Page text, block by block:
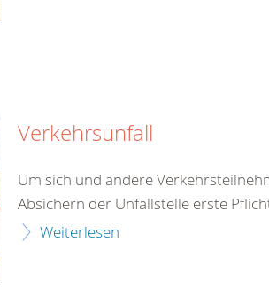
Verkehrsunfall
Um sich und andere
Absichern der Unfallstelle erste
Weiterlesen